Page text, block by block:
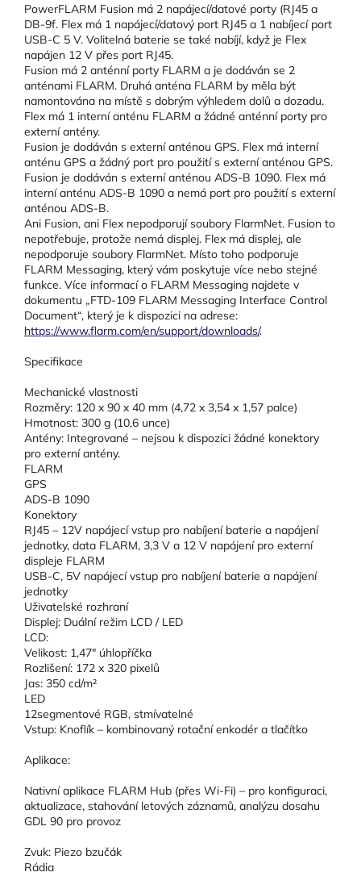
PowerFLARM Fusion má 2 napájecí/datové porty (RJ45 a
DB-9f. Flex má 1 napájecí/datový port RJ45 a 1 nabíjecí port
USB-C 5 V. Volitelná baterie se také nabíjí, když je Flex
napájen 12 V přes port RJ45.
Fusion má 2 anténní porty FLARM a je dodáván se 2
anténami FLARM. Druhá anténa FLARM by měla být
namontována na místě s dobrým výhledem dolů a dozadu.
Flex má 1 interní anténu FLARM a žádné anténní porty pro
externí antény.
Fusion je dodáván s externí anténou GPS. Flex má interní
anténu GPS a žádný port pro použití s externí anténou GPS.
Fusion je dodáván s externí anténou ADS-B 1090. Flex má
interní anténu ADS-B 1090 a nemá port pro použití s externí
anténou ADS-B.
Ani Fusion, ani Flex nepodporují soubory FlarmNet. Fusion to
nepotřebuje, protože nemá displej. Flex má displej, ale
nepodporuje soubory FlarmNet. Místo toho podporuje
FLARM Messaging, který vám poskytuje více nebo stejné
funkce. Více informací o FLARM Messaging najdete v
dokumentu „FTD-109 FLARM Messaging Interface Control
Document“, který je k dispozici na adrese:
https://www.flarm.com/en/support/downloads/.
Specifikace
Mechanické vlastnosti
Rozměry: 120 x 90 x 40 mm (4,72 x 3,54 x 1,57 palce)
Hmotnost: 300 g (10,6 unce)
Antény: Integrované – nejsou k dispozici žádné konektory
pro externí antény.
FLARM
GPS
ADS-B 1090
Konektory
RJ45 – 12V napájecí vstup pro nabíjení baterie a napájení
jednotky, data FLARM, 3,3 V a 12 V napájení pro externí
displeje FLARM
USB-C, 5V napájecí vstup pro nabíjení baterie a napájení
jednotky
Uživatelské rozhraní
Displej: Duální režim LCD / LED
LCD:
Velikost: 1,47" úhlopříčka
Rozlišení: 172 x 320 pixelů
Jas: 350 cd/m²
LED
12segmentové RGB, stmívatelné
Vstup: Knoflík – kombinovaný rotační enkodér a tlačítko
Aplikace:
Nativní aplikace FLARM Hub (přes Wi-Fi) – pro konfiguraci,
aktualizace, stahování letových záznamů, analýzu dosahu
GDL 90 pro provoz
Zvuk: Piezo bzučák
Rádia